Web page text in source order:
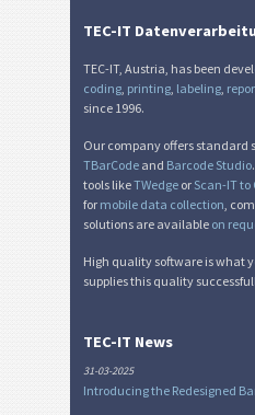
TEC-IT
TEC-IT, Austria, has been
coding printing labeling
since 1996.
Our company offers standard
TBarCode and Barcode Studio
tools likeTWedge or Scan-IT to
for mobile data collection ,
solutions are available on
High quality software is what
supplies this quality
TEC-IT News
31-03-2025
Introducing the Redesigned